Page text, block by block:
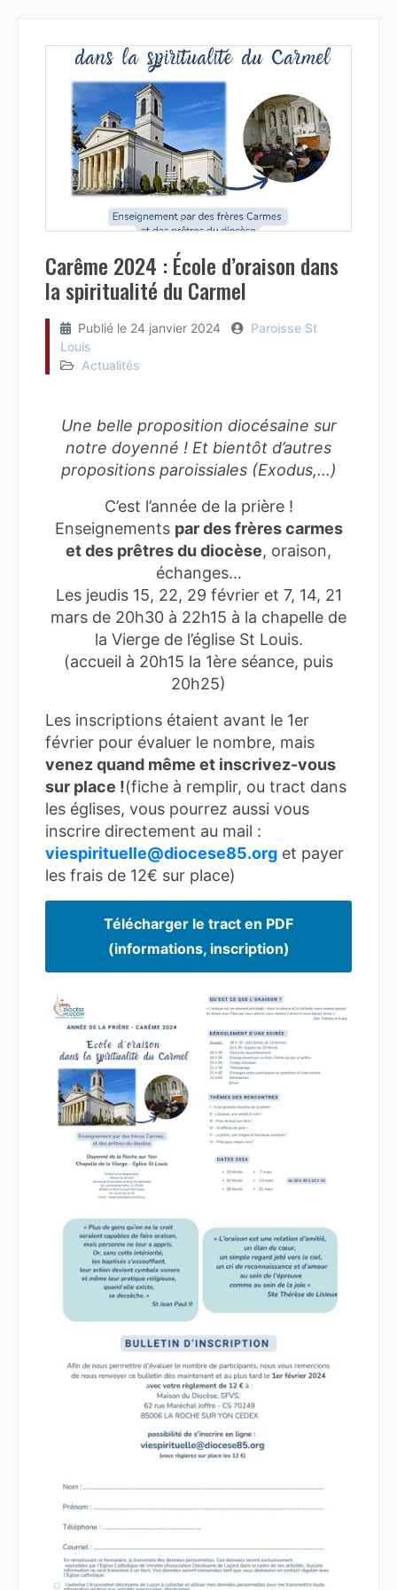
Carême 2024 : École d’oraison dans
la spiritualité du Carmel
Publié le 24 janvier 2024
Paroisse St
Louis
Actualités
Une belle proposition diocésaine sur
notre doyenné ! Et bientôt d’autres
propositions paroissiales (Exodus,…)
C’est l’année de la prière !
Enseignements par des frères carmes
et des prêtres du diocèse, oraison,
échanges…
Les jeudis 15, 22, 29 février et 7, 14, 21
mars de 20h30 à 22h15 à la chapelle de
la Vierge de l’église St Louis.
(accueil à 20h15 la 1ère séance, puis
20h25)
Les inscriptions étaient avant le 1er
février pour évaluer le nombre, mais
venez quand même et inscrivez-vous
sur place !(fiche à remplir, ou tract dans
les églises, vous pourrez aussi vous
inscrire directement au mail :
viespirituelle@diocese85.org et payer
les frais de 12€ sur place)
Télécharger le tract en PDF
(informations, inscription)